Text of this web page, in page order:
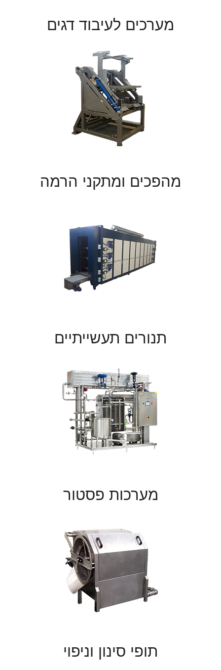
מערכים לעיבוד דגים
מהפכים ומתקני הרמה
תנורים תעשייתיים
מערכות פסטור
תופי סינון וניפוי